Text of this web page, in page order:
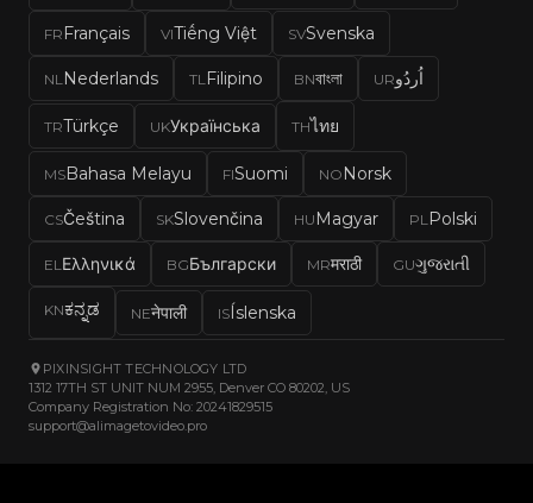
FR Français VITiếng Việt SVSvenska
NL Nederlands TL Filipino BNবাংলা URاُردُو
TRTürkçe UKУкраїнська THไทย
MSBahasa Melayu FISuomi NO Norsk
CSČeština SKSlovenčina HU Magyar PL Polski
EL Ελληνικά BGБългарски MRमराठी GUગુજરાતી
KNಕನ್ನಡ NEनेपाली ISÍslenska
PIXINSIGHT TECHNOLOGY LTD
1312 17TH ST UNIT NUM 2955, Denver CO 80202, US
Company Registration No: 20241829515
support@alimagetovideo.pro